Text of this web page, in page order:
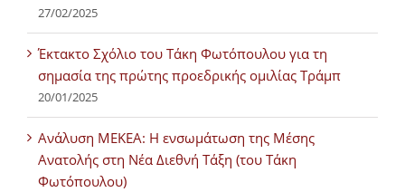
27/02/2025
Έκτακτο Σχόλιο του Τάκη Φωτόπουλου για τη
σημασία της πρώτης προεδρικής ομιλίας Τράμπ
20/01/2025
Ανάλυση ΜΕΚΕΑ: Η ενσωμάτωση της Μέσης
Ανατολής στη Νέα Διεθνή Τάξη (του Τάκη
Φωτόπουλου)